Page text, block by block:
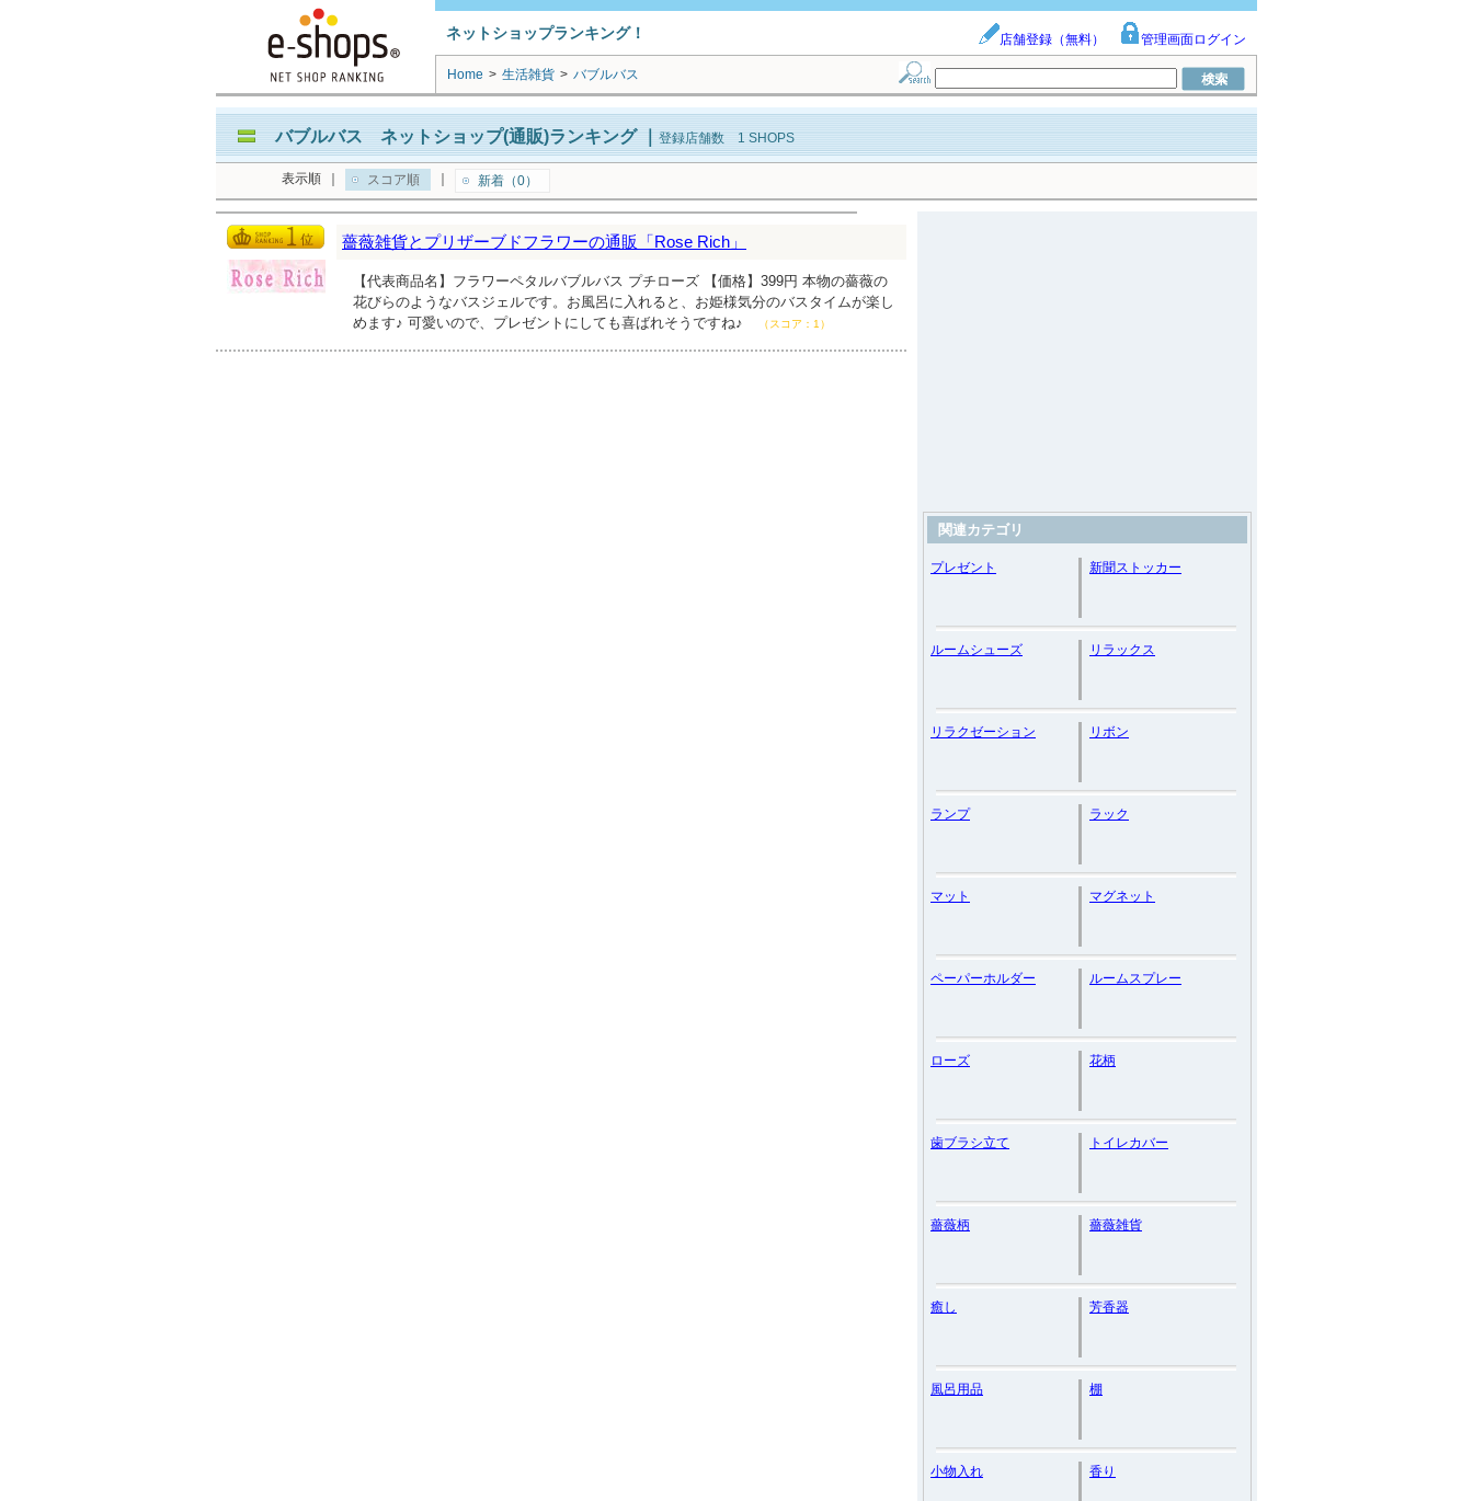
ネットショップランキング！ 店舗登録（無料） 管理画面ログイン
Home > 生活雑貨 > バブルバス
バブルバス ネットショップ(通販)ランキング｜ 登録店舗数 1 SHOPS
表示順 スコア順 新着（0）
薔薇雑貨とプリザーブドフラワーの通販「Rose Rich」
【代表商品名】フラワーペタルバブルバス プチローズ 【価格】399円 本物の薔薇の
花びらのようなバスジェルです。お風呂に入れると、お姫様気分のバスタイムが楽し
めます♪ 可愛いので、プレゼントにしても喜ばれそうですね♪
（スコア：1）
関連カテゴリ
プレゼント 新聞ストッカー
ルームシューズ リラックス
リラクゼーション リボン
ランプ ラック
マット マグネット
ペーパーホルダー ルームスプレー
ローズ 花柄
歯ブラシ立て トイレカバー
薔薇柄 薔薇雑貨
癒し 芳香器
風呂用品 棚
小物入れ 香り